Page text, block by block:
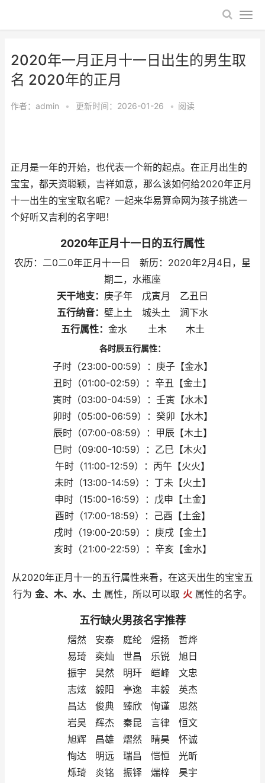
2020年一月正月十一日出生的男生取
名 2020年的正月
作者： admin • 更新时间：2026-01-26 • 阅读
正月是一年的开始，也代表一个新的起点。在正月出生的
宝宝，都天资聪颖，吉祥如意，那么该如何给2020年正月
十一出生的宝宝取名呢？一起来华易算命网为孩子挑选一
个好听又吉利的名字吧！
2020年正月十一日的五行属性
农历：二0二0年正月十一日 新历：2020年2月4日，星
期二，水瓶座
天干地支： 庚子年 戊寅月 乙丑日
五行纳音： 壁上土 城头土 涧下水
五行属性： 金水 土木 木土
各时辰五行属性：
子时（23:00-00:59）：庚子【金水】
丑时（01:00-02:59）：辛丑【金土】
寅时（03:00-04:59）：壬寅【水木】
卯时（05:00-06:59）：癸卯【水木】
辰时（07:00-08:59）：甲辰【木土】
巳时（09:00-10:59）：乙巳【木火】
午时（11:00-12:59）：丙午【火火】
未时（13:00-14:59）：丁未【火土】
申时（15:00-16:59）：戊申【土金】
酉时（17:00-18:59）：己酉【土金】
戌时（19:00-20:59）：庚戌【金土】
亥时（21:00-22:59）：辛亥【金水】
从2020年正月十一的五行属性来看，在这天出生的宝宝五
行为 金、木、水、土 属性，所以可以取 火 属性的名字。
五行缺火男孩名字推荐
熠然 安泰 庭纶 煜扬 哲烨
易琦 奕灿 世昌 乐锐 旭日
振宇 昊然 明玕 皑峰 文忠
志炫 毅阳 亭逸 丰毅 英杰
昌达 俊典 臻欣 恂谨 思然
岩昊 辉杰 秦昆 言律 恒文
旭辉 昌雄 熠然 晴昊 怀诚
恂达 明远 瑞昌 恺恒 光昕
烁琦 炎铭 振铎 煓梓 昊宇